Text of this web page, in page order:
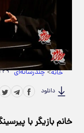
حجم ویدیو: 45.32M
خانه>چندرسانه‌ای ۲۹ اردیبهشت ۱۴۰۵
دانلود
خانم بازیگر با